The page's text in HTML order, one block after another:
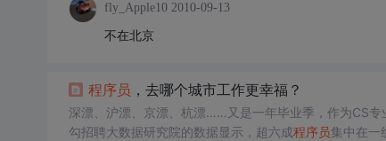
fly_Apple10 2010-09-13
不在北京
程序员 ，去哪个城市工作更幸福？
深漂、沪漂、京漂、杭漂……又是一年毕业季，作为CS专
勾招聘大数据研究院的数据显示，超六成程序员集中在一